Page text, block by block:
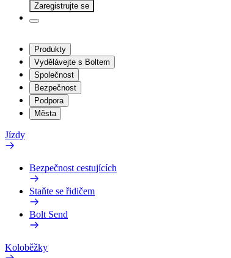
Zaregistrujte se
Produkty
Vydělávejte s Boltem
Společnost
Bezpečnost
Podpora
Města
Jízdy
Bezpečnost cestujících
Staňte se řidičem
Bolt Send
Koloběžky